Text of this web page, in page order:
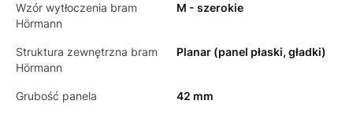
Wzór wytłoczenia bram
Hörmann
M - szerokie
Struktura zewnętrzna bram
Hörmann
Planar (panel płaski, gładki)
Grubość panela 42 mm